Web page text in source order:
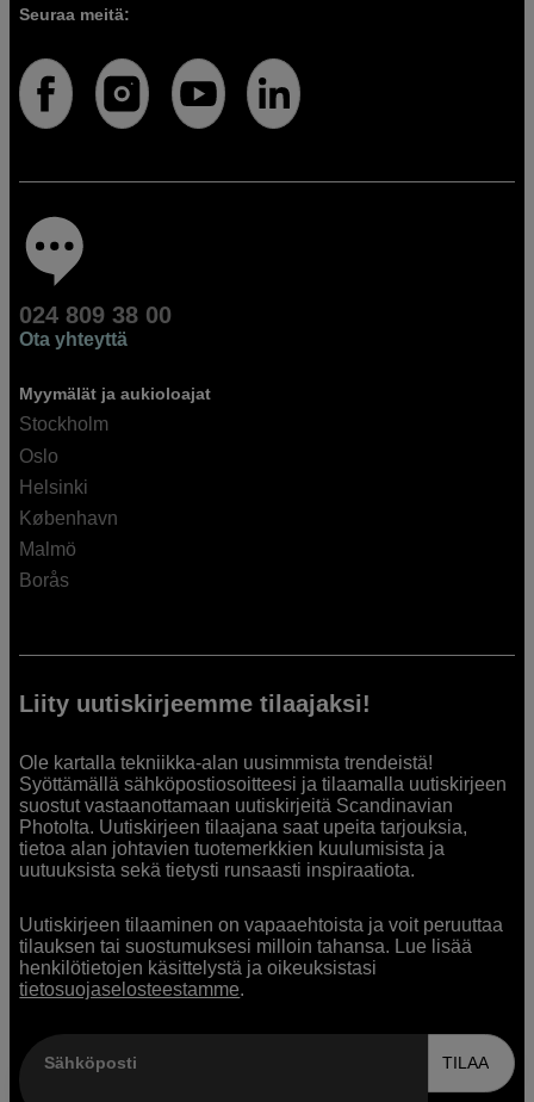
Seuraa meitä:
024 809 38 00
Ota yhteyttä
Myymälät ja aukioloajat
Stockholm
Oslo
Helsinki
København
Malmö
Borås
Liity uutiskirjeemme tilaajaksi!
Ole kartalla tekniikka-alan uusimmista trendeistä!
Syöttämällä sähköpostiosoitteesi ja tilaamalla uutiskirjeen
suostut vastaanottamaan uutiskirjeitä Scandinavian
Photolta. Uutiskirjeen tilaajana saat upeita tarjouksia,
tietoa alan johtavien tuotemerkkien kuulumisista ja
uutuuksista sekä tietysti runsaasti inspiraatiota.
Uutiskirjeen tilaaminen on vapaaehtoista ja voit peruuttaa
tilauksen tai suostumuksesi milloin tahansa. Lue lisää
henkilötietojen käsittelystä ja oikeuksistasi
tietosuojaselosteestamme.
Sähköposti TILAA